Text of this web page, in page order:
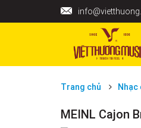
Trang chủ Nhạc
MEINL Cajon